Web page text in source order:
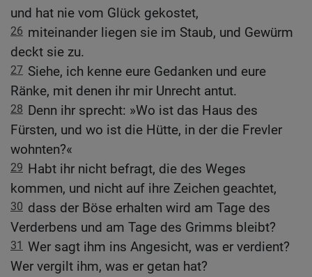
und hat nie vom Glück gekostet,
26 miteinander liegen sie im Staub, und Gewürm
deckt sie zu.
27 Siehe, ich kenne eure Gedanken und eure
Ränke, mit denen ihr mir Unrecht antut.
28 Denn ihr sprecht: »Wo ist das Haus des
Fürsten, und wo ist die Hütte, in der die Frevler
wohnten?«
29 Habt ihr nicht befragt, die des Weges
kommen, und nicht auf ihre Zeichen geachtet,
30 dass der Böse erhalten wird am Tage des
Verderbens und am Tage des Grimms bleibt?
31 Wer sagt ihm ins Angesicht, was er verdient?
Wer vergilt ihm, was er getan hat?